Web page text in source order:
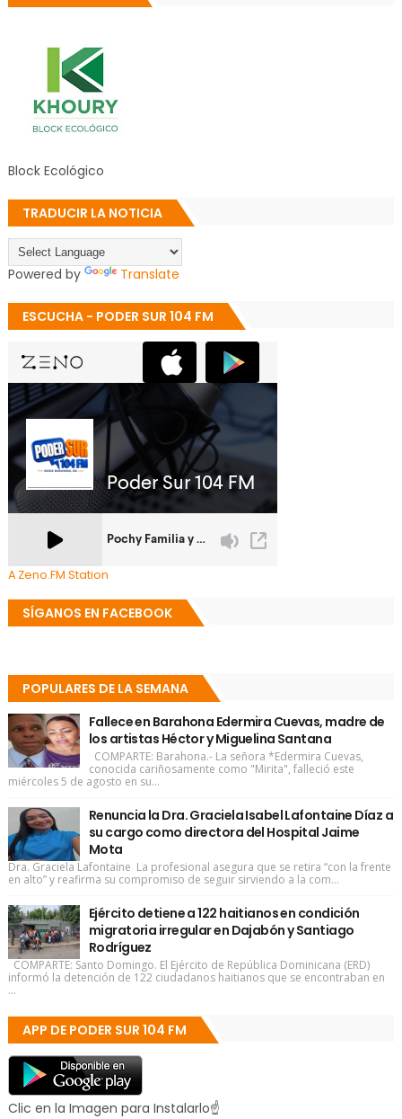
Block Ecológico
TRADUCIR LA NOTICIA
Powered by Translate
ESCUCHA - PODER SUR 104 FM
A Zeno.FM Station
SÍGANOS EN FACEBOOK
POPULARES DE LA SEMANA
Fallece en Barahona Edermira Cuevas, madre de
los artistas Héctor y Miguelina Santana
COMPARTE: Barahona.- La señora *Edermira Cuevas,
conocida cariñosamente como "Mirita", falleció este
miércoles 5 de agosto en su...
Renuncia la Dra. Graciela Isabel Lafontaine Díaz a
su cargo como directora del Hospital Jaime
Mota
Dra. Graciela Lafontaine La profesional asegura que se retira “con la frente
en alto” y reafirma su compromiso de seguir sirviendo a la com...
Ejército detiene a 122 haitianos en condición
migratoria irregular en Dajabón y Santiago
Rodríguez
COMPARTE: Santo Domingo. El Ejército de República Dominicana (ERD)
informó la detención de 122 ciudadanos haitianos que se encontraban en
...
APP DE PODER SUR 104 FM
Clic en la Imagen para Instalarlo☝